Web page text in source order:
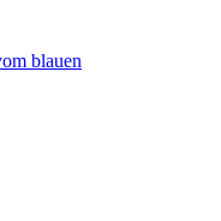
blauen